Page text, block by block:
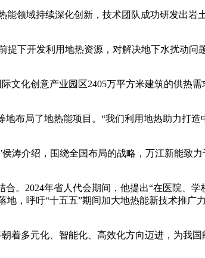
领域持续深化创新，技术团队成功研发出岩
下开发利用地热资源，对解决地下水扰动问
化创意产业园区2405万平方米建筑的供热需
局了地热能项目。“我们利用地热助力打造
介绍，围绕全国布局的战略，万江新能致
2024年省人代会期间，他提出“在医院、学
，呼吁“十五五”期间加大地热能新技术推广
多元化、智能化、高效化方向迈进，为我国